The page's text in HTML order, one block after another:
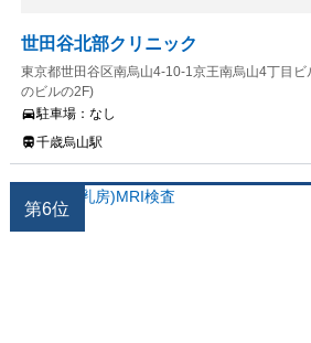
世田谷北部クリニック
東京都世田谷区南烏山4-10-1京王南烏山4丁目
のビルの2F)
駐車場： なし
千歳烏山駅
第6位